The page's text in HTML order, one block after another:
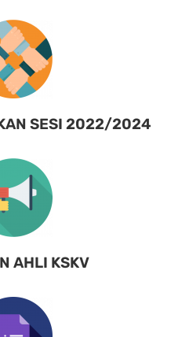
SESI 2022/2024
AHLI KSKV